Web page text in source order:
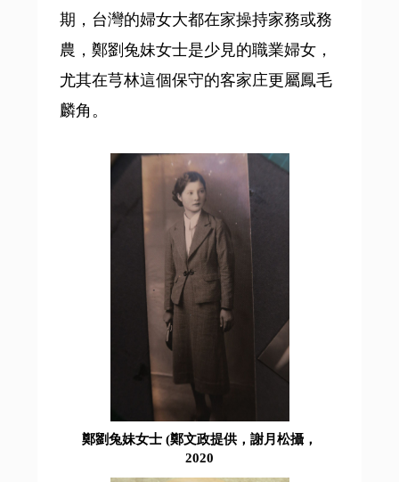
期，台灣的婦女大都在家操持家務或務
農，鄭劉兔妹女士是少見的職業婦女，
尤其在芎林這個保守的客家庄更屬鳳毛
麟角。
鄭劉兔妹女士 (鄭文政提供，謝月松攝，
2020